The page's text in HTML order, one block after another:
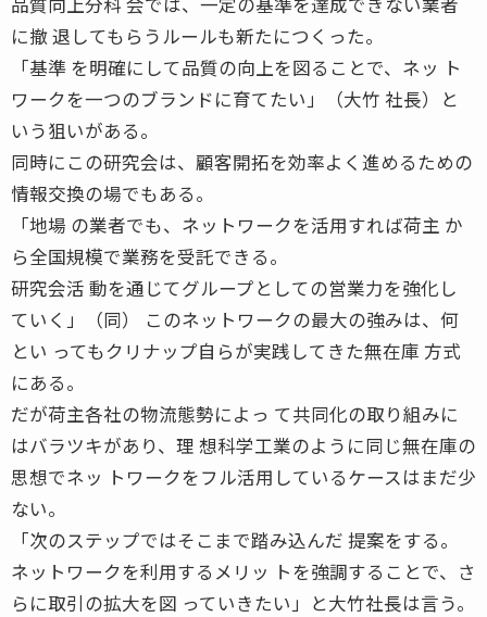
に撤 退してもらうルールも新たにつくった。
「基準 を明確にして品質の向上を図ることで、ネッ ト
ワークを一つのブランドに育てたい」（大竹 社長）と
いう狙いがある。
同時にこの研究会は、顧客開拓を効率よく進めるための
情報交換の場でもある。
「地場 の業者でも、ネットワークを活用すれば荷主 か
ら全国規模で業務を受託できる。
研究会活 動を通じてグループとしての営業力を強化し
ていく」（同） このネットワークの最大の強みは、何
とい ってもクリナップ自らが実践してきた無在庫 方式
にある。
だが荷主各社の物流態勢によっ て共同化の取り組みに
はバラツキがあり、理 想科学工業のように同じ無在庫の
思想でネッ トワークをフル活用しているケースはまだ少
ない。
「次のステップではそこまで踏み込んだ 提案をする。
ネットワークを利用するメリッ トを強調することで、さ
らに取引の拡大を図 っていきたい」と大竹社長は言う。